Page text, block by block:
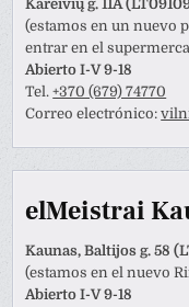
Kareivių g. 11A
(estamos en un nuevo
entrar en el
Abierto I-V 9-18
Tel.+370 (679) 74770
Correo electrónico:
elMeistrai
Kaunas, Baltijos g. 58
(estamos en el nuevo
Abierto I-V 9-18